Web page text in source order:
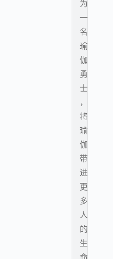
为
一
名
瑜
伽
勇
士
，
将
瑜
伽
带
进
更
多
人
的
生
命